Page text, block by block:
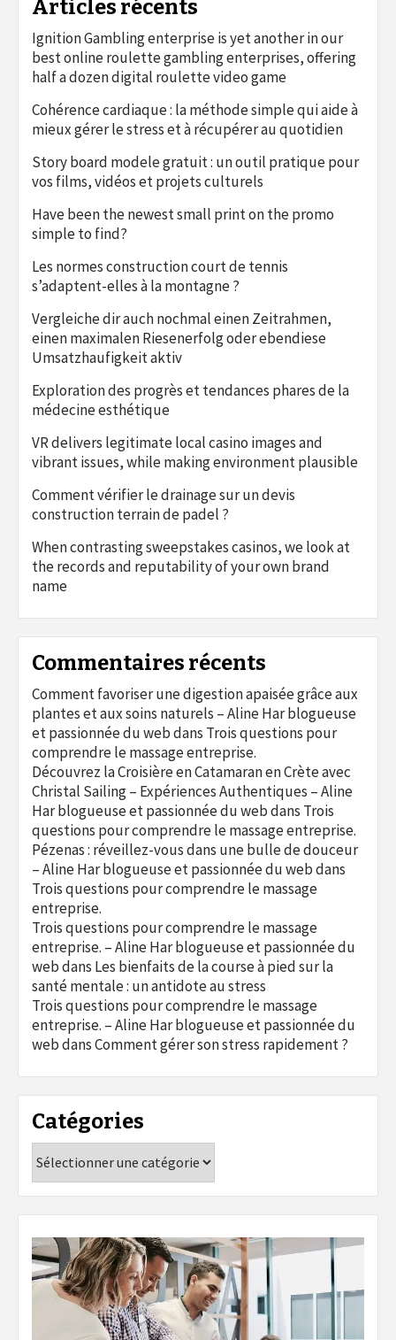
Articles récents
Ignition Gambling enterprise is yet another in our
best online roulette gambling enterprises, offering
half a dozen digital roulette video game
Cohérence cardiaque : la méthode simple qui aide à
mieux gérer le stress et à récupérer au quotidien
Story board modele gratuit : un outil pratique pour
vos films, vidéos et projets culturels
Have been the newest small print on the promo
simple to find?
Les normes construction court de tennis
s’adaptent-elles à la montagne ?
Vergleiche dir auch nochmal einen Zeitrahmen,
einen maximalen Riesenerfolg oder ebendiese
Umsatzhaufigkeit aktiv
Exploration des progrès et tendances phares de la
médecine esthétique
VR delivers legitimate local casino images and
vibrant issues, while making environment plausible
Comment vérifier le drainage sur un devis
construction terrain de padel ?
When contrasting sweepstakes casinos, we look at
the records and reputability of your own brand
name
Commentaires récents
Comment favoriser une digestion apaisée grâce aux
plantes et aux soins naturels – Aline Har blogueuse
et passionnée du webdans Trois questions pour
comprendre le massage entreprise.
Découvrez la Croisière en Catamaran en Crète avec
Christal Sailing – Expériences Authentiques – Aline
Har blogueuse et passionnée du webdans Trois
questions pour comprendre le massage entreprise.
Pézenas : réveillez-vous dans une bulle de douceur
– Aline Har blogueuse et passionnée du webdans
Trois questions pour comprendre le massage
entreprise.
Trois questions pour comprendre le massage
entreprise. – Aline Har blogueuse et passionnée du
webdans Les bienfaits de la course à pied sur la
santé mentale : un antidote au stress
Trois questions pour comprendre le massage
entreprise. – Aline Har blogueuse et passionnée du
webdansComment gérer son stress rapidement ?
Catégories